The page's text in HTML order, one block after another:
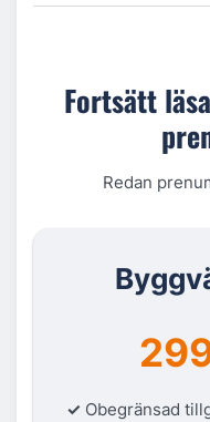
Fortsätt
Redan
✓ Obegränsad